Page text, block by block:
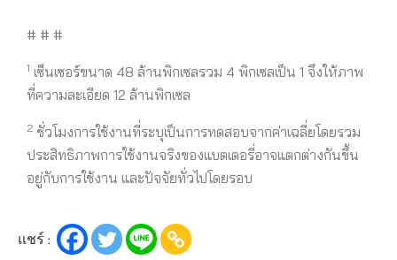
# # #
1 เซ็นเซอร์ขนาด 48 ล้านพิกเซลรวม 4 พิกเซลเป็น 1 จึงให้ภาพ
ที่ความละเอียด 12 ล้านพิกเซล
2 ชั่วโมงการใช้งานที่ระบุเป็นการทดสอบจากค่าเฉลี่ยโดยรวม
ประสิทธิภาพการใช้งานจริงของแบตเตอรี่อาจแตกต่างกันขึ้น
อยู่กับการใช้งาน และปัจจัยทั่วไปโดยรอบ
แชร์ :